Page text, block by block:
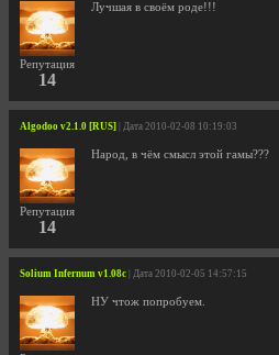
Репутация
14
Лучшая в своём роде!!!
Algodoo v2.1.0 [RUS] | Дата 2010-02-08 10:19:03
Репутация
14
Народ, в чём смысл этой гамы???
Solium Infernum v1.08c | Дата 2010-02-05 14:57:15
НУ чтож попробуем.